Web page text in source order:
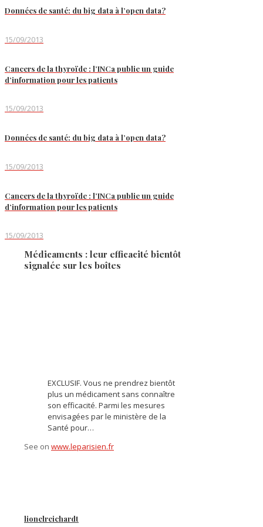
Données de santé: du big data à l’open data?
15/09/2013
Cancers de la thyroïde : l’INCa publie un guide
d’information pour les patients
15/09/2013
Données de santé: du big data à l’open data?
15/09/2013
Cancers de la thyroïde : l’INCa publie un guide
d’information pour les patients
15/09/2013
Médicaments : leur efficacité bientôt
signalée sur les boîtes
EXCLUSIF. Vous ne prendrez bientôt
plus un médicament sans connaître
son efficacité. Parmi les mesures
envisagées par le ministère de la
Santé pour…
See on www.leparisien.fr
lionelreichardt